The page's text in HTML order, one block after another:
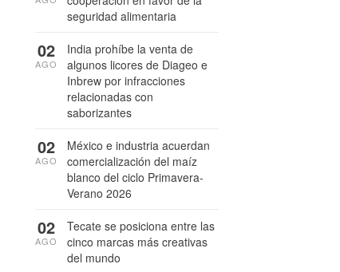
seguridad alimentaria
India prohíbe la venta de
algunos licores de Diageo e
Inbrew por infracciones
relacionadas con
saborizantes
02
AGO
México e industria acuerdan
comercialización del maíz
blanco del ciclo Primavera-
Verano 2026
02
AGO
Tecate se posiciona entre las
cinco marcas más creativas
del mundo
02
AGO